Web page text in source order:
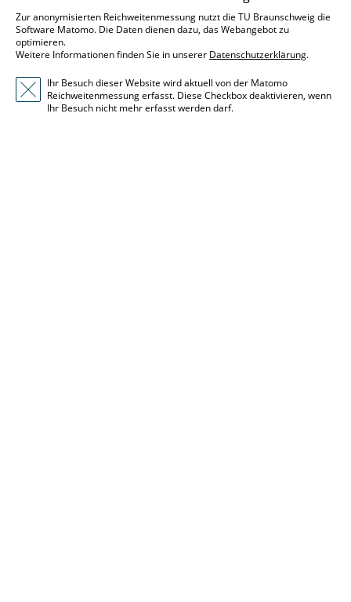
Zur anonymisierten Reichweitenmessung nutzt die TU Braunschweig die
Software Matomo. Die Daten dienen dazu, das Webangebot zu
optimieren.
Weitere Informationen finden Sie in unserer Datenschutzerklärung.
Ihr Besuch dieser Website wird aktuell von der Matomo
Reichweitenmessung erfasst. Diese Checkbox deaktivieren, wenn
Ihr Besuch nicht mehr erfasst werden darf.